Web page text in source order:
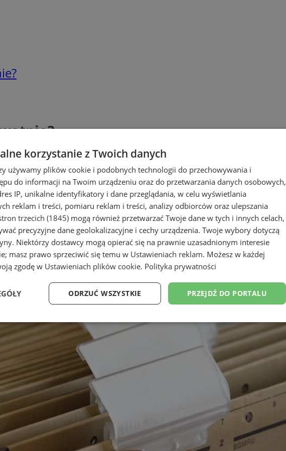
korzystanie z Twoich danych
używamy plików cookie i podobnych technologii do przechowywania i
do informacji na Twoim urządzeniu oraz do przetwarzania danych osobowych,
IP, unikalne identyfikatory i dane przeglądania, w celu wyświetlania
reklam i treści, pomiaru reklam i treści, analizy odbiorców oraz ulepszania
trzecich (1845) mogą również przetwarzać Twoje dane w tych i innych celach,
precyzyjne dane geolokalizacyjne i cechy urządzenia. Twoje wybory dotyczą
Niektórzy dostawcy mogą opierać się na prawnie uzasadnionym interesie
masz prawo sprzeciwić się temu w Ustawieniach reklam. Możesz w każdej
zgodę w Ustawieniach plików cookie. Polityka prywatności
PRZEJDŹ DO PORTALU
ODRZUĆ WSZYSTKIE
Wydajność Targetowanie Funkcjonalność Niesklasyfikowane
Wydajność Targetowanie Niesklasyfikowane
umożliwiają korzystanie z podstawowych funkcji strony internetowej, takich jak logowanie użytkownika i
niezbędnych plików cookie nie można prawidłowo korzystać ze strony internetowej.
Provider
Okres
przechowywania